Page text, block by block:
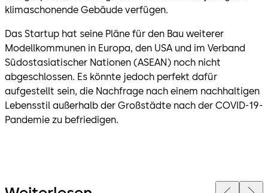
klimaschonende Gebäude verfügen.
Das Startup hat seine Pläne für den Bau weiterer
Modellkommunen in Europa, den USA und im Verband
Südostasiatischer Nationen (ASEAN) noch nicht
abgeschlossen. Es könnte jedoch perfekt dafür
aufgestellt sein, die Nachfrage nach einem nachhaltigen
Lebensstil außerhalb der Großstädte nach der COVID-19-
Pandemie zu befriedigen.